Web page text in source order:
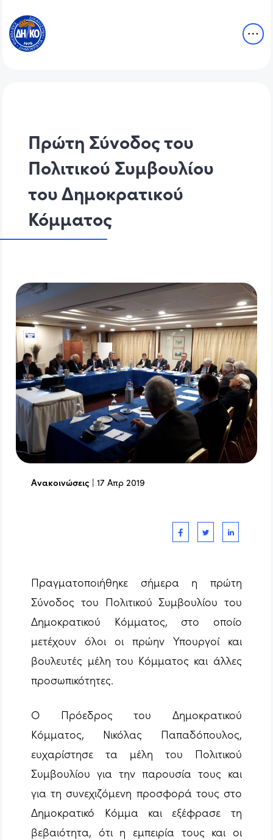
Πρώτη Σύνοδος του
Πολιτικού Συμβουλίου
του Δημοκρατικού
Κόμματος
Ανακοινώσεις |17 Απρ 2019
Πραγματοποιήθηκε σήμερα η πρώτη
Σύνοδος του Πολιτικού Συμβουλίου του
Δημοκρατικού Κόμματος, στο οποίο
μετέχουν όλοι οι πρώην Υπουργοί και
βουλευτές μέλη του Κόμματος και άλλες
προσωπικότητες.
Ο Πρόεδρος του Δημοκρατικού
Κόμματος, Νικόλας Παπαδόπουλος,
ευχαρίστησε τα μέλη του Πολιτικού
Συμβουλίου για την παρουσία τους και
για τη συνεχιζόμενη προσφορά τους στο
Δημοκρατικό Κόμμα και εξέφρασε τη
βεβαιότητα, ότι η εμπειρία τους και οι